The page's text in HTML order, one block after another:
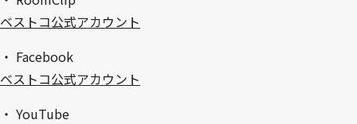
ベストコ公式アカウント
・ Facebook
ベストコ公式アカウント
・ YouTube